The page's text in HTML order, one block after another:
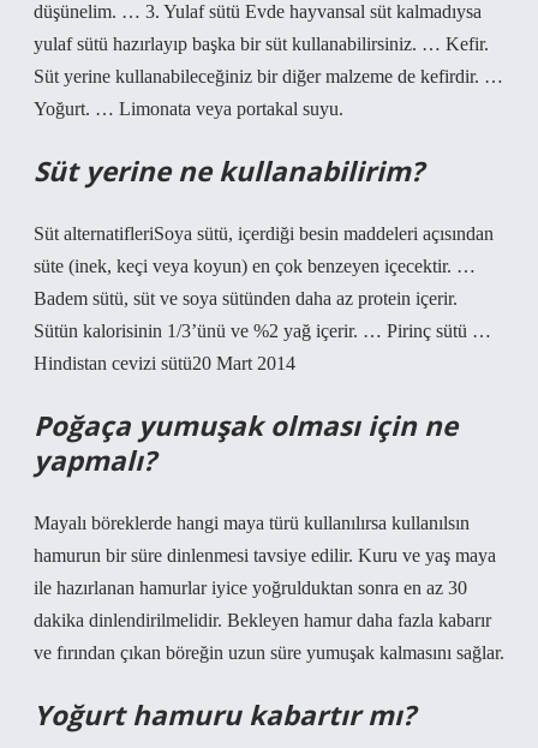
düşünelim. … 3. Yulaf sütü Evde hayvansal süt kalmadıysa
yulaf sütü hazırlayıp başka bir süt kullanabilirsiniz. … Kefir.
Süt yerine kullanabileceğiniz bir diğer malzeme de kefirdir. …
Yoğurt. … Limonata veya portakal suyu.
Süt yerine ne kullanabilirim?
Süt alternatifleriSoya sütü, içerdiği besin maddeleri açısından
süte (inek, keçi veya koyun) en çok benzeyen içecektir. …
Badem sütü, süt ve soya sütünden daha az protein içerir.
Sütün kalorisinin 1/3’ünü ve %2 yağ içerir. … Pirinç sütü …
Hindistan cevizi sütü20 Mart 2014
Poğaça yumuşak olması için ne
yapmalı?
Mayalı böreklerde hangi maya türü kullanılırsa kullanılsın
hamurun bir süre dinlenmesi tavsiye edilir. Kuru ve yaş maya
ile hazırlanan hamurlar iyice yoğrulduktan sonra en az 30
dakika dinlendirilmelidir. Bekleyen hamur daha fazla kabarır
ve fırından çıkan böreğin uzun süre yumuşak kalmasını sağlar.
Yoğurt hamuru kabartır mı?